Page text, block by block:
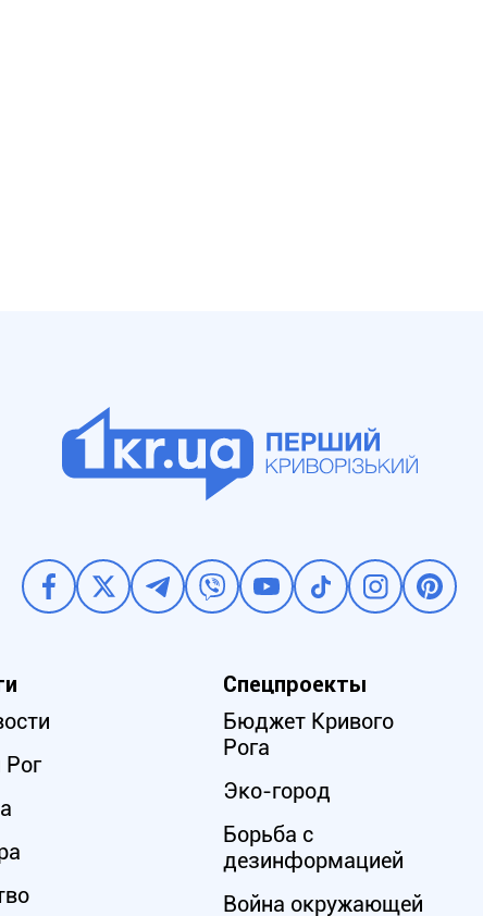
Рог
Спецпроекты
Бюджет Кривого
Рога
Эко-город
Борьба с
дезинформацией
Война окружающей